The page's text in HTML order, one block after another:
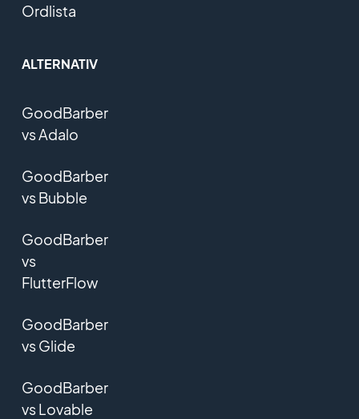
Ordlista
ALTERNATIV
GoodBarber
vs Adalo
GoodBarber
vs Bubble
GoodBarber
vs
FlutterFlow
GoodBarber
vs Glide
GoodBarber
vs Lovable